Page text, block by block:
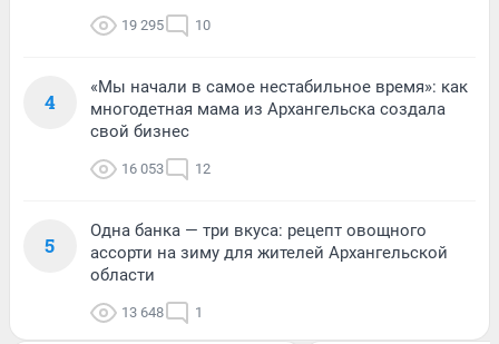
19 295 10
4
«Мы начали в самое нестабильное время»: как
многодетная мама из Архангельска создала
свой бизнес
16 053 12
5
Одна банка — три вкуса: рецепт овощного
ассорти на зиму для жителей Архангельской
области
13 648 1